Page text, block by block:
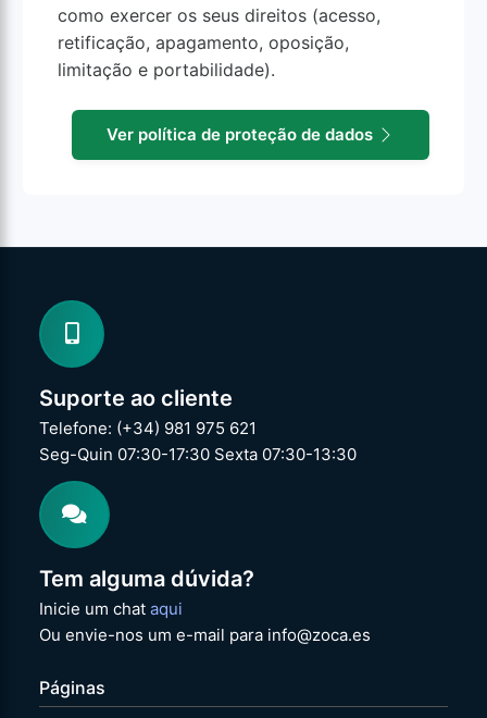
como exercer os seus direitos (acesso,
retificação, apagamento, oposição,
limitação e portabilidade).
Ver política de proteção de dados
Suporte ao cliente
Telefone: (+34) 981 975 621
Seg-Quin 07:30-17:30 Sexta 07:30-13:30
Tem alguma dúvida?
Inicie um chataqui
Ou envie-nos um e-mail para info@zoca.es
Páginas